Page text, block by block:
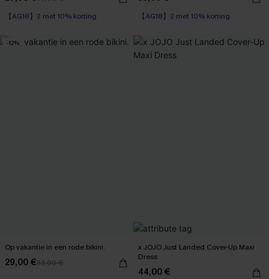
【AG18】2 met 10% korting
【AG18】2 met 10% korting
-12%
Op vakantie in een rode bikini.
29,00 €33,00 €
x JOJO Just Landed Cover-Up Maxi
Dress
44,00 €